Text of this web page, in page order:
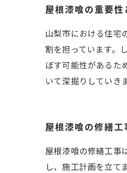
屋根漆喰の重要性
山梨市における住宅
割を担っています。
ぼす可能性があるた
いて深掘りしていき
屋根漆喰の修繕工
屋根漆喰の修繕工事
し、施工計画を立て